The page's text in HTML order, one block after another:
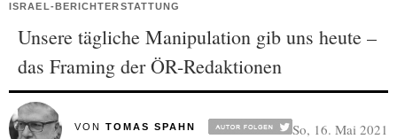
ISRAEL-BERICHTERSTATTUNG
Unsere tägliche Manipulation gib uns heute –
das Framing der ÖR-Redaktionen
VON TOMAS SPAHN So, 16. Mai 2021